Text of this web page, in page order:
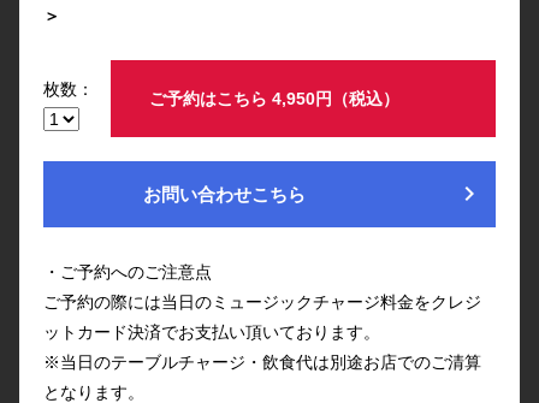
＞
枚数： ご予約はこちら 4,950円（税込）
お問い合わせこちら chevron_right
・ご予約へのご注意点
ご予約の際には当日のミュージックチャージ料金をクレジ
ットカード決済でお支払い頂いております。
※当日のテーブルチャージ・飲食代は別途お店でのご清算
となります。